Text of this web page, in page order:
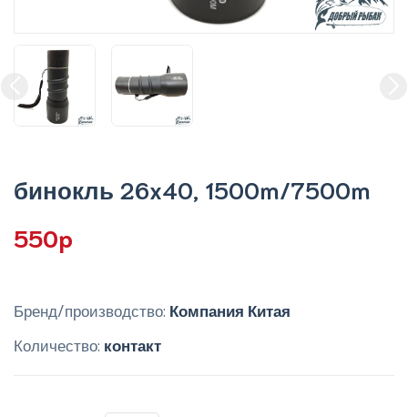
бинокль 26x40, 1500m/7500m
550p
Бренд/производство: Компания Китая
Количество: контакт